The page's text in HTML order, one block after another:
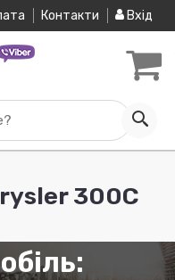
Контакти Вхід
300C